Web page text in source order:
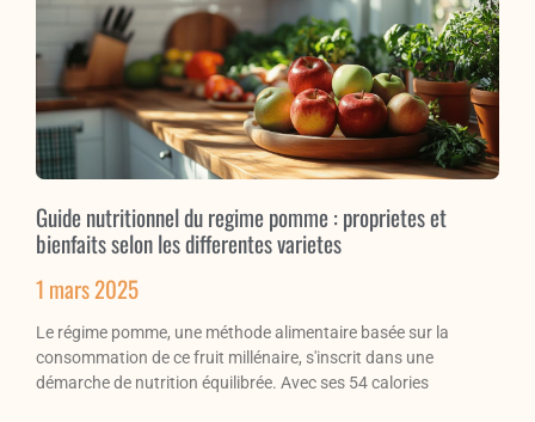
Guide nutritionnel du regime pomme : proprietes et
bienfaits selon les differentes varietes
1 mars 2025
Le régime pomme, une méthode alimentaire basée sur la
consommation de ce fruit millénaire, s'inscrit dans une
démarche de nutrition équilibrée. Avec ses 54 calories